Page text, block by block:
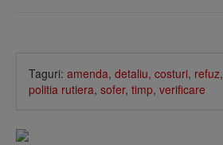
Taguri: amenda, detaliu, costuri, refuz,
politia rutiera, sofer, timp, verificare